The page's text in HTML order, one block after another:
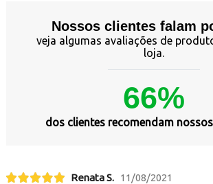
Nossos clientes falam
veja algumas avaliações de
loja.
66%
dos clientes recomendam
Renata S. 11/08/2021